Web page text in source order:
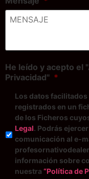
He leído y acepto el
Privacidad" *
Los datos
registrados en un
de los Ficheros
Legal. Podrás
comunicación al e-
información sobre
nuestra “Política de